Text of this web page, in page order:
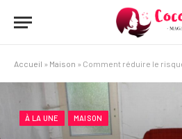
Accueil » Maison » Comment réduire le risque de
À LA UNE MAISON